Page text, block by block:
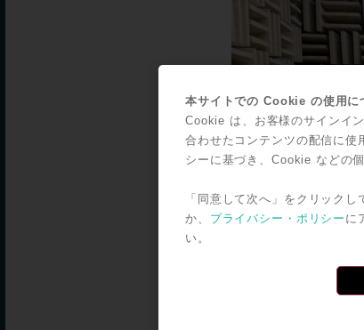
フラットな測定環境を実現している
本サイトでの Cookie の使用に
Cookie は、お客様のサインイ
合わせたコンテンツの配信に使
シーに基づき、Cookie などの
「同意して次へ」をクリック
か、 プライバシー・ポリシー に
い。